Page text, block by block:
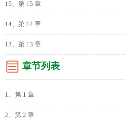
15、第 15 章
14、第 14 章
13、第 13 章
章节列表
1、第 1 章
2、第 2 章